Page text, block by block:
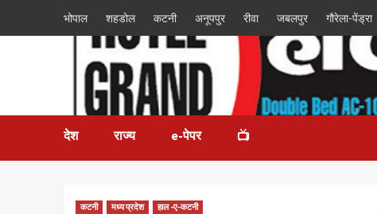
भोपाल शहडोल कटनी अनूपपुर रीवा जबलपुर गौरेला-पेंड्रा
देश राज्य e-पेपर 📺
कटनी मध्य प्रदेश हाल -ए-कटनी